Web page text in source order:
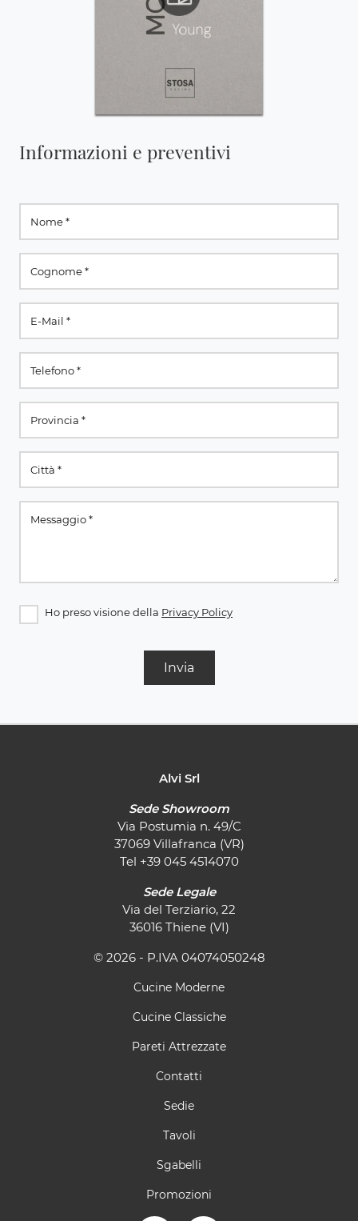
Informazioni e preventivi
Ho preso visione della Privacy Policy
Invia
Alvi Srl
Sede Showroom
Via Postumia n. 49/C
37069 Villafranca (VR)
Tel +39 045 4514070
Sede Legale
Via del Terziario, 22
36016 Thiene (VI)
© 2026 - P.IVA 04074050248
Cucine Moderne
Cucine Classiche
Pareti Attrezzate
Contatti
Sedie
Tavoli
Sgabelli
Promozioni